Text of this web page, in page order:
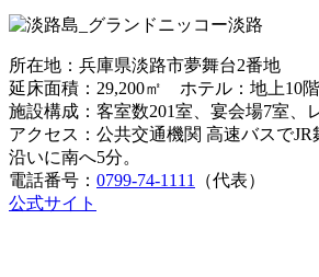
所在地：兵庫県淡路市夢舞台2番地
延床面積：29,200㎡ ホテル：地上10階
施設構成：客室数201室、宴会場7室
アクセス：公共交通機関 高速バスで
沿いに南へ5分。
電話番号： 0799-74-1111
（代表）
公式サイト